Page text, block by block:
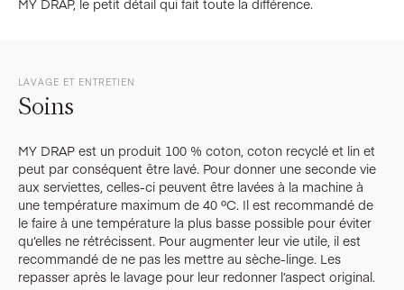
MY DRAP, le petit détail qui fait toute la différence.
LAVAGE ET ENTRETIEN
Soins
MY DRAP est un produit 100 % coton, coton recyclé et lin et
peut par conséquent être lavé. Pour donner une seconde vie
aux serviettes, celles-ci peuvent être lavées à la machine à
une température maximum de 40 ºC. Il est recommandé de
le faire à une température la plus basse possible pour éviter
qu’elles ne rétrécissent. Pour augmenter leur vie utile, il est
recommandé de ne pas les mettre au sèche-linge. Les
repasser après le lavage pour leur redonner l’aspect original.